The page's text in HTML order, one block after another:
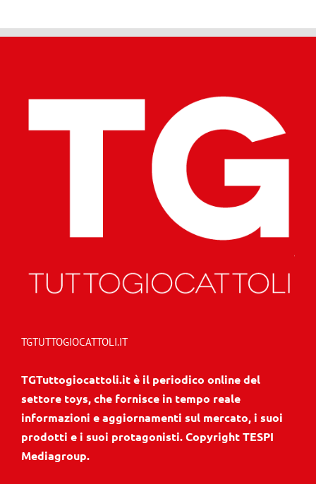
TGTUTTOGIOCATTOLI.IT
TGTuttogiocattoli.it è il periodico online del
settore toys, che fornisce in tempo reale
informazioni e aggiornamenti sul mercato, i suoi
prodotti e i suoi protagonisti. Copyright TESPI
Mediagroup.